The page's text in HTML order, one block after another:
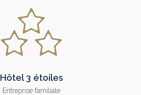
Hôtel 3 étoiles
Entreprise familiale